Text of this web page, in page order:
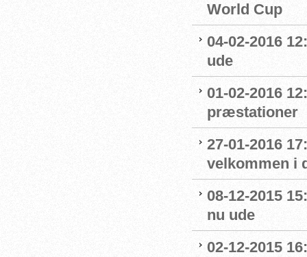
World Cup
04-02-2016
ude
01-02-2016
præstationer
27-01-2016
velkommen i
08-12-2015
nu ude
02-12-2015